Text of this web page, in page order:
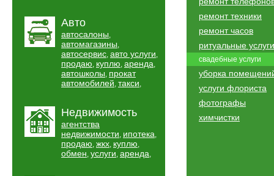
Авто
автосалоны,
автомагазины,
автосервис, авто услуги,
продаю, куплю, аренда,
автошколы, прокат
автомобилей, такси,
Недвижимость
агентства
недвижимости, ипотека,
продаю, жкх, куплю,
обмен, услуги, аренда,
ремонт техники
ремонт часов
ритуальные услуги
свадебные услуги
уборка
услуги флориста
фотографы
химчистки